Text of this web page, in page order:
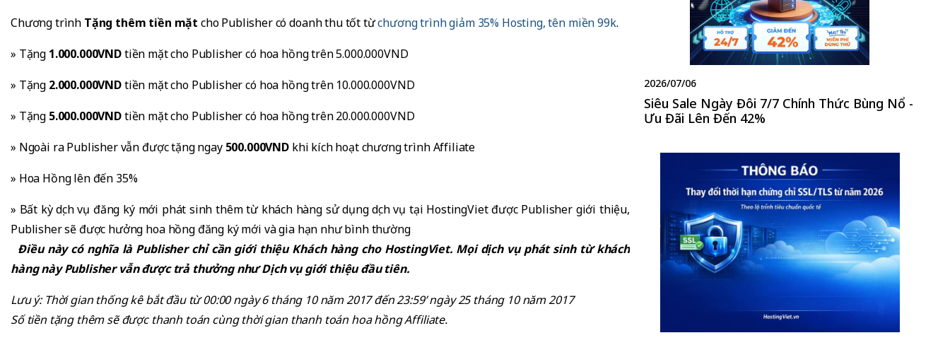
Chương trình Tặng thêm tiền mặt cho Publisher có doanh thu tốt từchương trình giảm 35% Hosting, tên miền 99k.
» Tặng 1.000.000VNDtiền mặt cho Publisher có hoa hồng trên 5.000.000VND
» Tặng 2.000.000VNDtiền mặt cho Publisher có hoa hồng trên 10.000.000VND
» Tặng 5.000.000VNDtiền mặt cho Publisher có hoa hồng trên 20.000.000VND
» Ngoài ra Publisher vẫn được tặng ngay 500.000VND khi kích hoạt chương trình Affiliate
» Hoa Hồng lên đến 35%
» Bất kỳ dịch vụ đăng ký mới phát sinh thêm từ khách hàng sử dụng dịch vụ tại HostingViet được Publisher giới thiệu,
Publisher sẽ được hưởng hoa hồng đăng ký mới và gia hạn như bình thường
Điều này có nghĩa là Publisher chỉ cần giới thiệu Khách hàng cho HostingViet. Mọi dịch vụ phát sinh từ khách
hàng này Publisher vẫn được trả thưởng như Dịch vụ giới thiệu đầu tiên.
Lưu ý: Thời gian thống kê bắt đầu từ 00:00 ngày 6 tháng 10 năm 2017 đến 23:59’ ngày 25 tháng 10 năm 2017
Số tiền tặng thêm sẽ được thanh toán cùng thời gian thanh toán hoa hồng Affiliate.
2026/07/06
Siêu Sale Ngày Đôi 7/7 Chính Thức Bùng Nổ -
Ưu Đãi Lên Đến 42%